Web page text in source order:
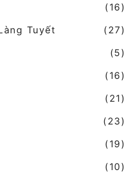
(16)
Tuyết
(27)
(5)
(16)
(21)
(23)
(19)
(10)